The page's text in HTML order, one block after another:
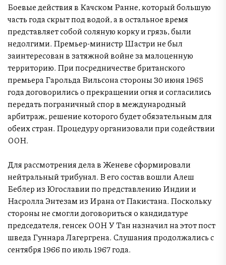
Боевые действия в Качском Ранне, который большую
часть года скрыт под водой, а в остальное время
представляет собой соляную корку и грязь, были
недолгими. Премьер-министр Шастри не был
заинтересован в затяжной войне за малоценную
территорию. При посредничестве британского
премьера Гарольда Вильсона стороны 30 июня 1965
года договорились о прекращении огня и согласились
передать пограничный спор в международный
арбитраж, решение которого будет обязательным для
обеих стран. Процедуру организовали при содействии
ООН.
Для рассмотрения дела в Женеве сформировали
нейтральный трибунал. В его состав вошли Алеш
Беблер из Югославии по представлению Индии и
Насролла Энтезам из Ирана от Пакистана. Поскольку
стороны не смогли договориться о кандидатуре
председателя, генсек ООН У Тан назначил на этот пост
шведа Гуннара Лагергрена. Слушания продолжались с
сентября 1966 по июль 1967 года.